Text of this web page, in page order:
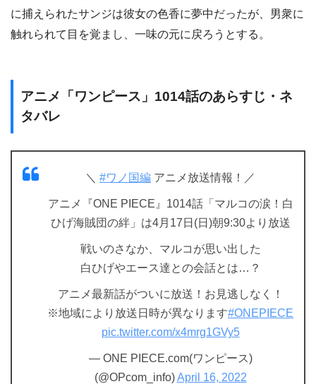
に捕えられたサンジは彼女の色香に夢中だったが、男衆に
触れられて目を覚まし、一味の元に戻ろうとする。
アニメ「ワンピース」1014話のあらすじ・ネ
タバレ
＼ #ワノ国編 アニメ放送情報！／
アニメ『ONE PIECE』1014話「マルコの涙！白
ひげ海賊団の絆」は4月17日(日)朝9:30より放送
戦いのさなか、マルコが思い出した
白ひげやエース達との会話とは…？
アニメ最新話がついに放送！お見逃しなく！
※地域により放送日時が異なります#ONEPIECE
pic.twitter.com/x4mrg1GVy5
— ONE PIECE.com(ワンピース)
(@OPcom_info)April 16, 2022